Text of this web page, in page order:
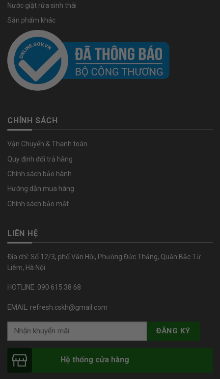
Nước giặt rửa sinh thái
Sản phẩm khác
CHÍNH SÁCH
Vận Chuyển & Thanh toán
Quy định đổi trả hàng
Chính sách bảo hành
Hướng dẫn mua hàng
Chính sách bảo mật
LIÊN HỆ
Địa chỉ: Số 12/3, phố Văn Hội, Phường Đức Thắng, Quận Bắc Từ
Liêm, Hà Nội
HOTLINE: 090 615 38 68
EMAIL: refresh.cskh@gmail.com
Hệ thống cửa hàng